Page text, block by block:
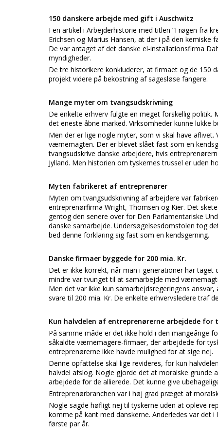
150 danskere arbejde med gift i Auschwitz
I en artikel i Arbejderhistorie med titlen ”I røgen fra
Erichsen og Marius Hansen, at der i på den kemiske
De var antaget af det danske el-installationsfirma
myndigheder.
De tre historikere konkluderer, at firmaet og de 150
projekt videre på bekostning af sagesløse fangere.
Mange myter om tvangsudskrivning
De enkelte erhverv fulgte en meget forskellig
det eneste åbne marked. Virksomheder kunne lukke
Men der er lige nogle myter, som vi skal have
værnemagten. Der er blevet slået fast som en
tvangsudskrive danske arbejdere, hvis
Jylland. Men historien om tyskernes trussel er uden
Myten fabrikeret af entreprenører
Myten om tvangsudskrivning af arbejdere var
entreprenørfirma Wright, Thomsen og Kier. Det
gentog den senere over for Den Parlamentariske
danske samarbejde. Undersøgelsesdomstolen tog
bed denne forklaring sig fast som en kendsgerning.
Danske firmaer byggede for 200 mia. Kr.
Det er ikke korrekt, når man i generationer har
mindre var tvunget til at samarbejde med
Men det var ikke kun samarbejdsregeringens
svare til 200 mia. Kr. De enkelte erhvervsledere traf
Kun halvdelen af entreprenørerne arbejdede for
På samme måde er det ikke hold i den mangeårige
såkaldte værnemagere-firmaer, der arbejdede for
entreprenørerne ikke havde mulighed for at sige nej.
Denne opfattelse skal lige revideres, for kun
halvdel afslog. Nogle gjorde det at moralske grunde
arbejdede for de allierede. Det kunne give
Entreprenørbranchen var i høj grad præget af
Nogle sagde høfligt nej til tyskerne uden at opleve
komme på kant med danskerne. Anderledes var det
første par år.